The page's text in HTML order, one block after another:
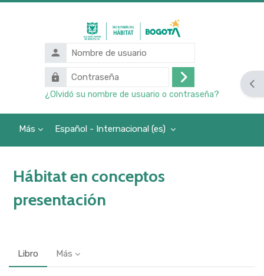
Nombre
de
usuario
Contraseña
Acceder
¿Olvidó su nombre de usuario o contraseña?
Más Español - Internacional ‎(es)‎
Hábitat en conceptos
presentación
Libro Más